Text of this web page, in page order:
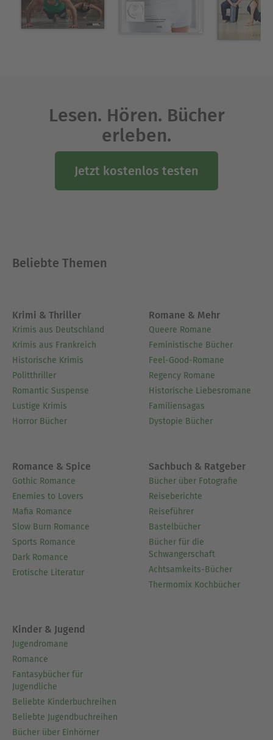
Lesen. Hören. Bücher
erleben.
Jetzt kostenlos testen
Beliebte Themen
Krimi & Thriller
Krimis aus Deutschland
Krimis aus Frankreich
Historische Krimis
Politthriller
Romantic Suspense
Lustige Krimis
Horror Bücher
Romane & Mehr
Queere Romane
Feministische Bücher
Feel-Good-Romane
Regency Romane
Historische Liebesromane
Familiensagas
Dystopie Bücher
Romance & Spice
Gothic Romance
Enemies to Lovers
Mafia Romance
Slow Burn Romance
Sports Romance
Dark Romance
Erotische Literatur
Sachbuch & Ratgeber
Bücher über Fotografie
Reiseberichte
Reiseführer
Bastelbücher
Bücher für die
Schwangerschaft
Achtsamkeits-Bücher
Thermomix Kochbücher
Kinder & Jugend
Jugendromane
Romance
Fantasybücher für
Jugendliche
Beliebte Kinderbuchreihen
Beliebte Jugendbuchreihen
Bücher über Einhörner